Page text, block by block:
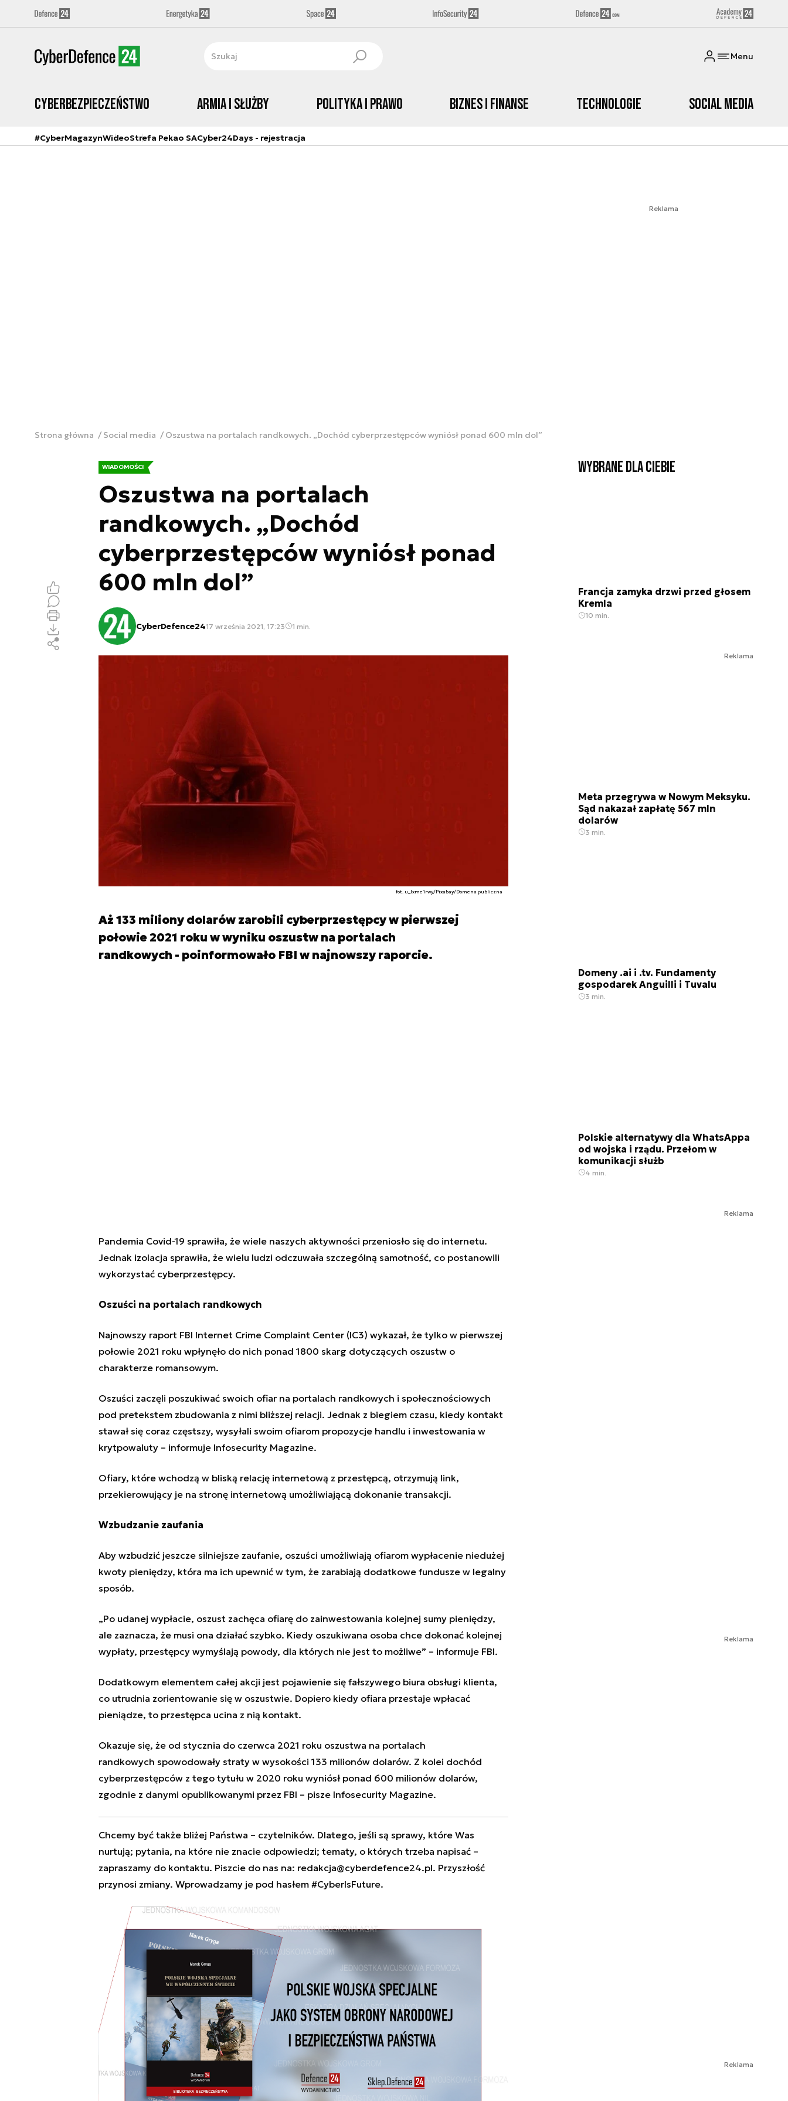
Menu
Cyberbezpieczeństwo Armia i Służby Polityka i prawo Biznes i Finanse Technologie Social media
#CyberMagazynWideoStrefa Pekao SACyber24Days - rejestracja
Reklama
Strona główna Social media Oszustwa na portalach randkowych. „Dochód cyberprzestępców wyniósł ponad 600 mln dol”
WIADOMOŚCI
Oszustwa na portalach
randkowych. „Dochód
cyberprzestępców wyniósł ponad
600 mln dol”
CyberDefence2417 września 2021, 17:23 1 min.
fot. u_lxme1rwy/Pixabay/Domena publiczna
Aż 133 miliony dolarów zarobili cyberprzestępcy w pierwszej
połowie 2021 roku w wyniku oszustw na portalach
randkowych - poinformowało FBI w najnowszy raporcie.
Pandemia Covid-19 sprawiła, że wiele naszych aktywności przeniosło się do internetu.
Jednak izolacja sprawiła, że wielu ludzi odczuwała szczególną samotność, co postanowili
wykorzystać cyberprzestępcy.
Oszuści na portalach randkowych
Najnowszy raport FBI Internet Crime Complaint Center (IC3) wykazał, że tylko w pierwszej
połowie 2021 roku wpłynęło do nich ponad 1800 skarg dotyczących oszustw o
charakterze romansowym.
Oszuści zaczęli poszukiwać swoich ofiar na portalach randkowych i społecznościowych
pod pretekstem zbudowania z nimi bliższej relacji. Jednak z biegiem czasu, kiedy kontakt
stawał się coraz częstszy, wysyłali swoim ofiarom propozycje handlu i inwestowania w
krytpowaluty– informuje Infosecurity Magazine.
Ofiary, które wchodzą w bliską relację internetową z przestępcą, otrzymują link,
przekierowujący je na stronę internetową umożliwiającą dokonanie transakcji.
Wzbudzanie zaufania
Aby wzbudzić jeszcze silniejsze zaufanie, oszuści umożliwiają ofiarom wypłacenie niedużej
kwoty pieniędzy, która ma ich upewnić w tym, że zarabiają dodatkowe fundusze w legalny
sposób.
„Po udanej wypłacie, oszust zachęca ofiarę do zainwestowania kolejnej sumy pieniędzy,
ale zaznacza, że musi ona działać szybko. Kiedy oszukiwana osoba chce dokonać kolejnej
wypłaty, przestępcy wymyślają powody, dla których nie jest to możliwe” – informuje FBI.
Dodatkowym elementem całej akcji jest pojawienie się fałszywego biura obsługi klienta,
co utrudnia zorientowanie się w oszustwie. Dopiero kiedy ofiara przestaje wpłacać
pieniądze, to przestępca ucina z nią kontakt.
Okazuje się, że od stycznia do czerwca 2021 roku oszustwa na portalach
randkowych spowodowały straty w wysokości 133 milionów dolarów. Z kolei dochód
cyberprzestępców z tego tytułu w 2020 roku wyniósł ponad 600 milionów dolarów,
zgodnie z danymi opublikowanymi przez FBI – pisze Infosecurity Magazine.
Chcemy być także bliżej Państwa – czytelników. Dlatego, jeśli są sprawy, które Was
nurtują; pytania, na które nie znacie odpowiedzi; tematy, o których trzeba napisać –
zapraszamy do kontaktu. Piszcie do nas na: redakcja@cyberdefence24.pl. Przyszłość
przynosi zmiany. Wprowadzamy je pod hasłem #CyberIsFuture.
Wybrane dla Ciebie
Francja zamyka drzwi przed głosem
Kremla
10 min.
Reklama
Meta przegrywa w Nowym Meksyku.
Sąd nakazał zapłatę 567 mln
dolarów
3 min.
Domeny .ai i .tv. Fundamenty
gospodarek Anguilli i Tuvalu
3 min.
Polskie alternatywy dla WhatsAppa
od wojska i rządu. Przełom w
komunikacji służb
4 min.
Reklama
Reklama
Reklama